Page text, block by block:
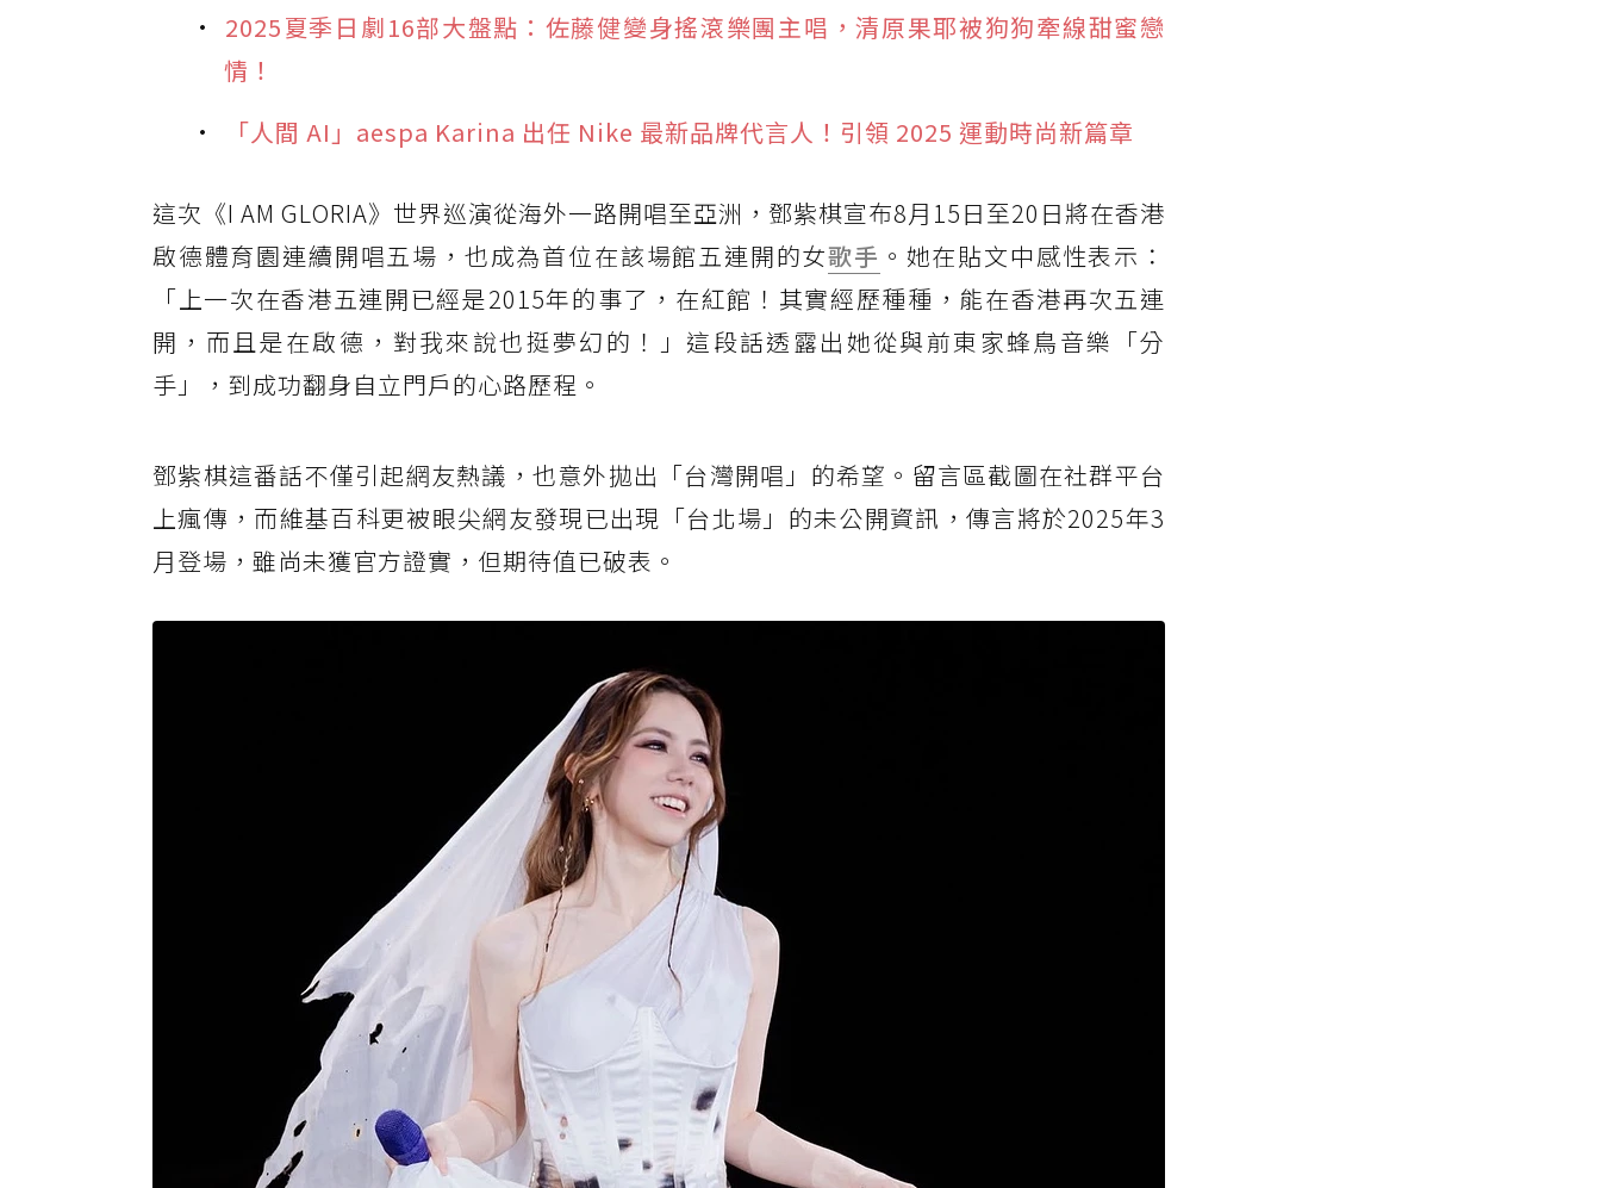
2025夏季日劇16部大盤點：佐藤健變身搖滾樂團主唱，清原果耶被狗狗牽線甜蜜戀
情！
「人間 AI」aespa Karina 出任 Nike 最新品牌代言人！引領 2025 運動時尚新篇章
這次《I AM GLORIA》世界巡演從海外一路開唱至亞洲，鄧紫棋宣布8月15日至20日將在香港
啟德體育園連續開唱五場，也成為首位在該場館五連開的女歌手 。她在貼文中感性表示：
「上一次在香港五連開已經是2015年的事了，在紅館！其實經歷種種，能在香港再次五連
開，而且是在啟德，對我來說也挺夢幻的！」這段話透露出她從與前東家蜂鳥音樂「分
手」，到成功翻身自立門戶的心路歷程。
鄧紫棋這番話不僅引起網友熱議，也意外拋出「台灣開唱」的希望。留言區截圖在社群平台
上瘋傳，而維基百科更被眼尖網友發現已出現「台北場」的未公開資訊，傳言將於2025年3
月登場，雖尚未獲官方證實，但期待值已破表。